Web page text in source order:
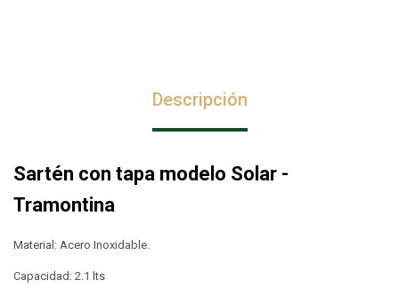
Descripción
Sartén con tapa modelo Solar -
Tramontina
Material: Acero Inoxidable.
Capacidad: 2.1 lts